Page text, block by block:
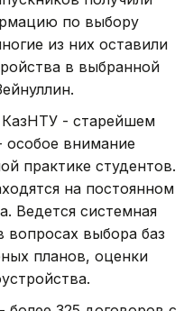
по выбору
из них оставили
в выбранной
- старейшем
особое внимание
практике студентов.
на постоянном
Ведется системная
вопросах выбора баз
планов, оценки